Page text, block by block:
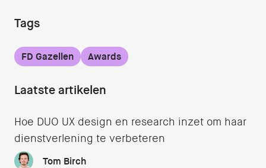
Tags
FD Gazellen Awards
Laatste artikelen
Hoe DUO UX design en research inzet om haar
dienstverlening te verbeteren
Tom Birch